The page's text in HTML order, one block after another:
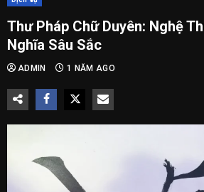
Thư Pháp Chữ Duyên: Nghệ
Nghĩa Sâu Sắc
ADMIN 1 NĂM AGO